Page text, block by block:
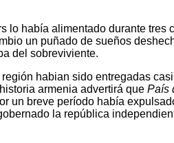
lo había alimentado durante tres
un puñado de sueños
del sobreviviente.
habian sido entregadas
armenia advertirá que País
un breve período había
la república